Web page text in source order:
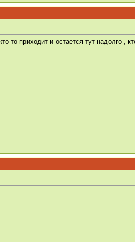
то приходит и остается тут надолго ,